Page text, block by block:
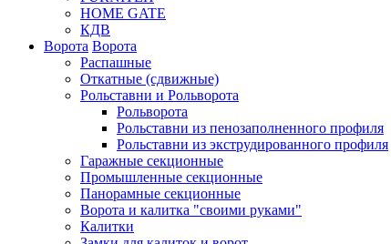
HOME GATE
КДВ
Ворота Ворота
Распашные
Откатные (сдвижные)
Рольставни и Рольворота
Рольворота
Рольставни из пенозаполненного профиля
Рольставни из экструдированного профиля
Гаражные секционные
Промышленные секционные
Панорамные секционные
Ворота и калитка "своими руками"
Калитки